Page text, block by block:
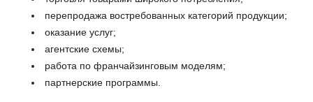
перепродажа востребованных категорий продукции;
оказание услуг;
агентские схемы;
работа по франчайзинговым моделям;
партнерские программы.